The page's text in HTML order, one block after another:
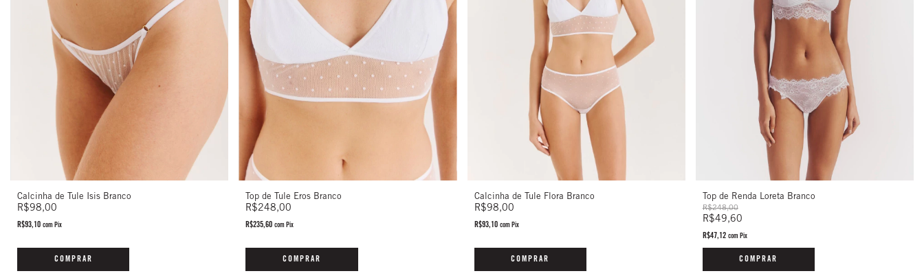
Calcinha de Tule Isis Branco
R$98,00
R$93,10 com Pix
COMPRAR
Top de Tule Eros Branco
R$248,00
R$235,60com Pix
COMPRAR
Calcinha de Tule Flora Branco
R$98,00
R$93,10 com Pix
COMPRAR
Top de Renda Loreta Branco
R$248,00
R$49,60
R$47,12 com Pix
COMPRAR